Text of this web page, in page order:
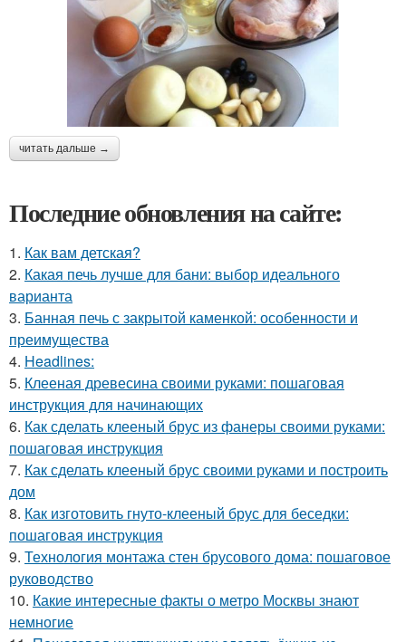
читать дальше →
Последние обновления на сайте:
1. Как вам детская?
2. Какая печь лучше для бани: выбор идеального
варианта
3. Банная печь с закрытой каменкой: особенности и
преимущества
4. Headlines:
5. Клееная древесина своими руками: пошаговая
инструкция для начинающих
6. Как сделать клееный брус из фанеры своими руками:
пошаговая инструкция
7. Как сделать клееный брус своими руками и построить
дом
8. Как изготовить гнуто-клееный брус для беседки:
пошаговая инструкция
9. Технология монтажа стен брусового дома: пошаговое
руководство
10. Какие интересные факты о метро Москвы знают
немногие